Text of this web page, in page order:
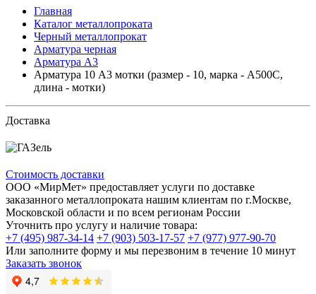
Главная
Каталог металлопроката
Черный металлопрокат
Арматура черная
Арматура А3
Арматура 10 А3 мотки (размер - 10, марка - А500С,
длина - мотки)
Доставка
Стоимость доставки
ООО «МирМет» предоставляет услуги по доставке
заказанного металлопроката нашим клиентам по г.Москве,
Московской области и по всем регионам России
Уточнить про услугу и наличие товара:
+7 (495) 987-34-14 +7 (903) 503-17-57 +7 (977) 977-90-70
Или заполните форму и мы перезвоним в течение 10 минут
Заказать звонок